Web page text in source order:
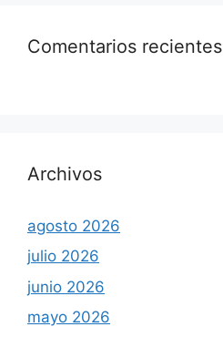
Comentarios recientes
Archivos
agosto 2026
julio 2026
junio 2026
mayo 2026